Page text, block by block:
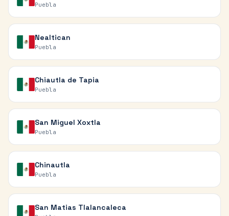
Puebla
Nealtican
Puebla
Chiautla de Tapia
Puebla
San Miguel Xoxtla
Puebla
Chinautla
Puebla
San Matias Tlalancaleca